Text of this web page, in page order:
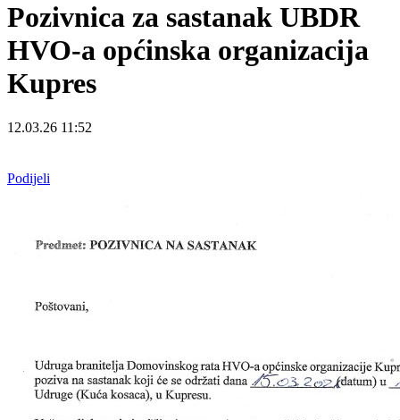
Pozivnica za sastanak UBDR
HVO-a općinska organizacija
Kupres
12.03.26 11:52
Podijeli